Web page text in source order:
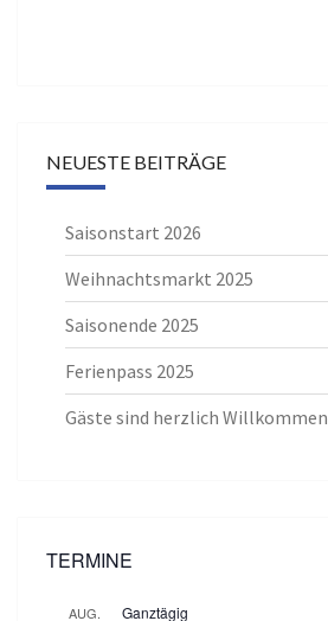
NEUESTE BEITRÄGE
Saisonstart 2026
Weihnachtsmarkt 2025
Saisonende 2025
Ferienpass 2025
Gäste sind herzlich Willkommen
TERMINE
AUG. Ganztägig